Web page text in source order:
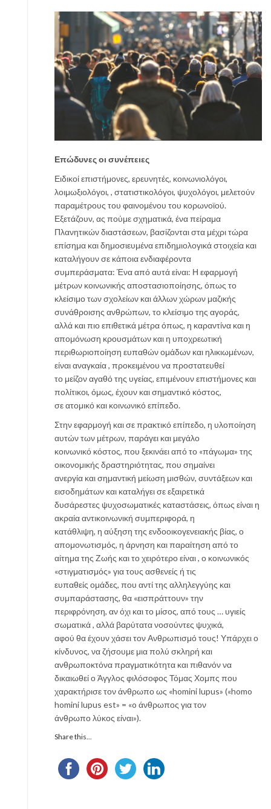
Επώδυνες οι συνέπειες
Ειδικοί επιστήμονες, ερευνητές, κοινωνιολόγοι,
λοιμωξιολόγοι, , στατιστικολόγοι, ψυχολόγοι, μελετούν
παραμέτρους του φαινομένου του κορωνοϊού.
Εξετάζουν, ας πούμε σχηματικά, ένα πείραμα
Πλανητικών διαστάσεων, βασίζονται στα μέχρι τώρα
επίσημα και δημοσιευμένα επιδημιολογικά στοιχεία και
καταλήγουν σε κάποια ενδιαφέροντα
συμπεράσματα: Ένα από αυτά είναι: Η εφαρμογή
μέτρων κοινωνικής αποστασιοποίησης, όπως το
κλείσιμο των σχολείων και άλλων χώρων μαζικής
συνάθροισης ανθρώπων, το κλείσιμο της αγοράς,
αλλά και πιο επιθετικά μέτρα όπως, η καραντίνα και η
απομόνωση κρουσμάτων και η υποχρεωτική
περιθωριοποίηση ευπαθών ομάδων και ηλικιωμένων,
είναι αναγκαία , προκειμένου να προστατευθεί
το μείζον αγαθό της υγείας, επιμένουν επιστήμονες και
πολίτικοι, όμως, έχουν και σημαντικό κόστος,
σε ατομικό και κοινωνικό επίπεδο.
Στην εφαρμογή και σε πρακτικό επίπεδο, η υλοποίηση
αυτών των μέτρων, παράγει και μεγάλο
κοινωνικό κόστος, που ξεκινάει από το «πάγωμα» της
οικονομικής δραστηριότητας, που σημαίνει
ανεργία και σημαντική μείωση μισθών, συντάξεων και
εισοδημάτων και καταλήγει σε εξαιρετικά
δυσάρεστες ψυχοσωματικές καταστάσεις, όπως είναι η
ακραία αντικοινωνική συμπεριφορά, η
κατάθλιψη, η αύξηση της ενδοοικογενειακής βίας, ο
απομονωτισμός, η άρνηση και παραίτηση από το
αίτημα της Ζωής και το χειρότερο είναι , ο κοινωνικός
«στιγματισμός» για τους ασθενείς ή τις
ευπαθείς ομάδες, που αντί της αλληλεγγύης και
συμπαράστασης, θα «εισπράττουν» την
περιφρόνηση, αν όχι και το μίσος, από τους … υγιείς
σωματικά , αλλά βαρύτατα νοσούντες ψυχικά,
αφού θα έχουν χάσει τον Ανθρωπισμό τους! Υπάρχει ο
κίνδυνος, να ζήσουμε μια πολύ σκληρή και
ανθρωποκτόνα πραγματικότητα και πιθανόν να
δικαιωθεί ο Άγγλος φιλόσοφος Τόμας Χομπς που
χαρακτήρισε τον άνθρωπο ως «homini lupus» («homo
homini lupus est» = «o άνθρωπος για τον
άνθρωπο λύκος είναι»).
Share this...